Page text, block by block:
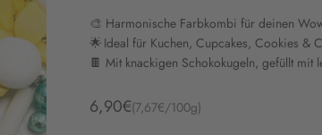
🎨 Harmonische Farbkombi für deinen
🌟 Ideal für Kuchen, Cupcakes, Cookies &
🍫 Mit knackigen Schokokugeln, gefüllt mit
Angebot
6,90€(7,67€/100g)